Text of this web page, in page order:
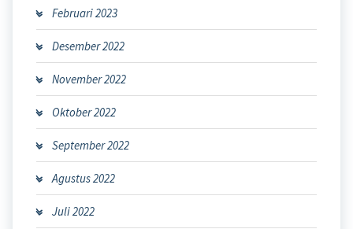
Februari 2023
Desember 2022
November 2022
Oktober 2022
September 2022
Agustus 2022
Juli 2022